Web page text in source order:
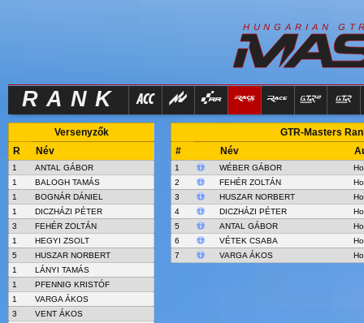
H U N G A R I A N G T
RANK
Versenyzők
R
Név
1
ANTAL GÁBOR
1
BALOGH TAMÁS
1
BOGNÁR DÁNIEL
1
DICZHÁZI PÉTER
3
FEHÉR ZOLTÁN
1
HEGYI ZSOLT
5
HUSZAR NORBERT
1
LÁNYI TAMÁS
1
PFENNIG KRISTÓF
1
VARGA ÁKOS
3
VENT ÁKOS
GTR-Masters
#
Név
1 WÉBER GÁBOR
2
FEHÉR ZOLTÁN
3
HUSZAR NORBERT
4
DICZHÁZI PÉTER
5
ANTAL GÁBOR
6
VÉTEK CSABA
7
VARGA ÁKOS